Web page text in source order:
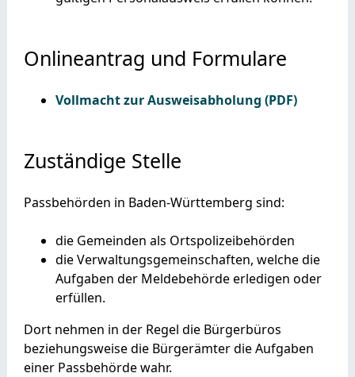
Onlineantrag und Formulare
Vollmacht zur Ausweisabholung (PDF)
Zuständige Stelle
Passbehörden in Baden-Württemberg sind:
die Gemeinden als Ortspolizeibehörden
die Verwaltungsgemeinschaften, welche die
Aufgaben der Meldebehörde erledigen oder
erfüllen.
Dort nehmen in der Regel die Bürgerbüros
beziehungsweise die Bürgerämter die Aufgaben
einer Passbehörde wahr.